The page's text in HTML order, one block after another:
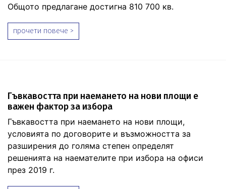
Общото предлагане достигна 810 700 кв.
прочети повече >
Гъвкавостта при наемането на нови площи е
важен фактор за избора
Гъвкавостта при наемането на нови площи,
условията по договорите и възможността за
разширения до голяма степен определят
решенията на наемателите при избора на офиси
през 2019 г.